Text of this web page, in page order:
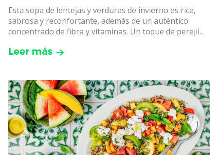
Esta sopa de lentejas y verduras de invierno es rica,
sabrosa y reconfortante, además de un auténtico
concentrado de fibra y vitaminas. Un toque de perejil...
Leer más